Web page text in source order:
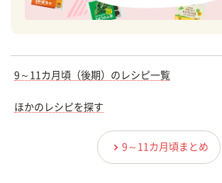
9～11カ月頃（後期）のレシピ一覧
ほかのレシピを探す
9～11カ月頃まとめ